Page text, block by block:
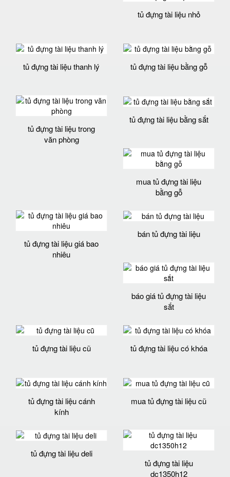
tủ đựng tài liệu nhỏ
tủ đựng tài liệu thanh lý tủ đựng tài liệu bằng gỗ
tủ đựng tài liệu trong
văn phòng
tủ đựng tài liệu bằng sắt
mua tủ đựng tài liệu
bằng gỗ
tủ đựng tài liệu giá bao
nhiêu
bán tủ đựng tài liệu
báo giá tủ đựng tài liệu
sắt
tủ đựng tài liệu cũ tủ đựng tài liệu có khóa
tủ đựng tài liệu cánh
kính
mua tủ đựng tài liệu cũ
tủ đựng tài liệu deli
tủ đựng tài liệu
dc1350h12